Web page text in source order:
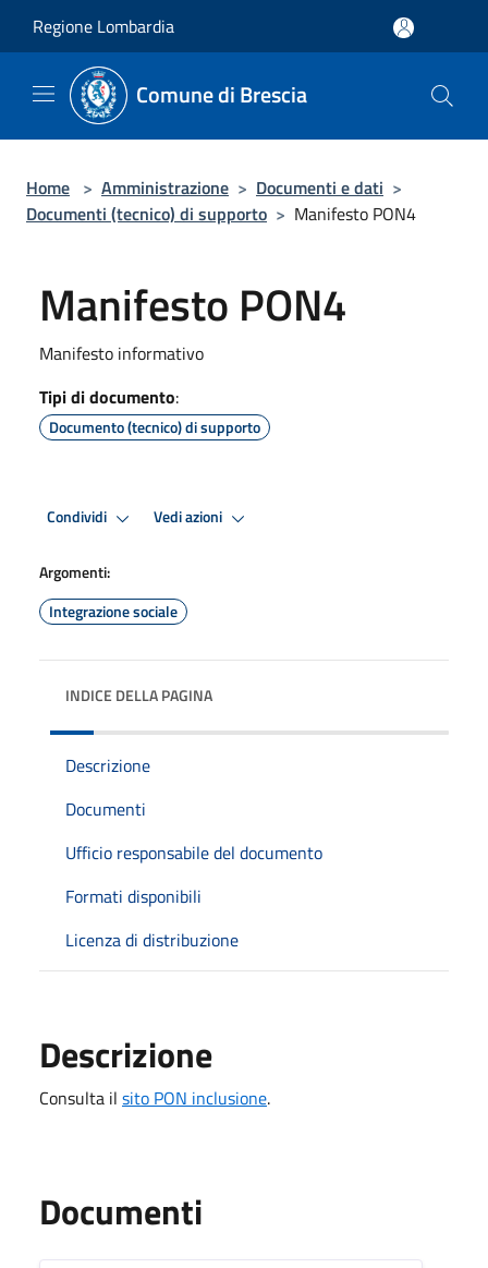
Regione Lombardia
Comune di Brescia
Home > Amministrazione > Documenti e dati >
Documenti (tecnico) di supporto > Manifesto PON4
Manifesto PON4
Manifesto informativo
Tipi di documento:
Documento (tecnico) di supporto
Condividi Vedi azioni
Argomenti:
Integrazione sociale
INDICE DELLA PAGINA
Descrizione
Documenti
Ufficio responsabile del documento
Formati disponibili
Licenza di distribuzione
Descrizione
Consulta il sito PON inclusione.
Documenti